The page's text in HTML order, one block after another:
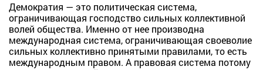
Демократия — это политическая система,
ограничивающая господство сильных коллективной
волей общества. Именно от нее производна
международная система, ограничивающая своеволие
сильных коллективно принятыми правилами, то есть
международным правом. А правовая система потому